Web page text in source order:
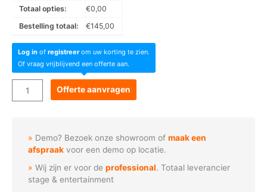
Totaal opties:
€0,00
Bestelling totaal:
€145,00
Log in of registreerom uw korting te zien.
Of vraag vrijblijvend een offerte aan.
Goboservice
-
(S1129)
Offerte aanvragen
Demo? Bezoek onze showroom ofmaak een
afspraak voor een demo op locatie.
Wij zijn er voor deprofessional. Totaal leverancier
stage & entertainment